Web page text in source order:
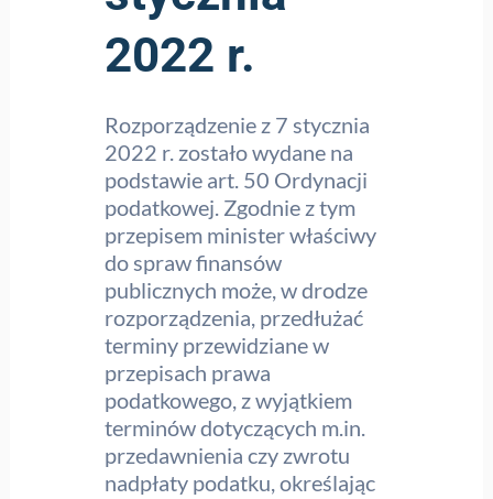
2022 r.
Rozporządzenie z 7 stycznia
2022 r. zostało wydane na
podstawie art. 50 Ordynacji
podatkowej. Zgodnie z tym
przepisem minister właściwy
do spraw finansów
publicznych może, w drodze
rozporządzenia, przedłużać
terminy przewidziane w
przepisach prawa
podatkowego, z wyjątkiem
terminów dotyczących m.in.
przedawnienia czy zwrotu
nadpłaty podatku, określając